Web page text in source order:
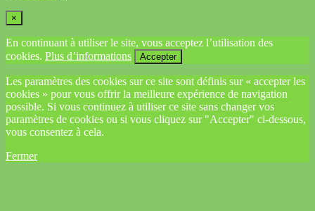
×
En continuant à utiliser le site, vous acceptez l’utilisation des
cookies. Plus d’informations Accepter
Les paramètres des cookies sur ce site sont définis sur « accepter les
cookies » pour vous offrir la meilleure expérience de navigation
possible. Si vous continuez à utiliser ce site sans changer vos
paramètres de cookies ou si vous cliquez sur "Accepter" ci-dessous,
vous consentez à cela.
Fermer